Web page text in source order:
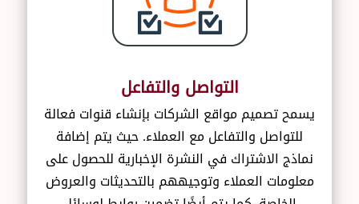
التواصل والتفاعل
يسمح تصميم مواقع الشركات بإنشاء قنوات فعالة
للتواصل والتفاعل مع العملاء. حيث يتم إضافة
نماذج الاشتراك في النشرة الإخبارية للحصول على
معلومات العملاء وتوجيههم بالتحديثات والعروض